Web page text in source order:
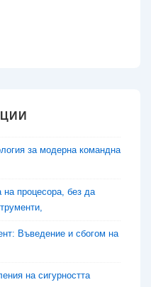
за модерна командна
на процесора, без да
Въведение и сбогом на
на сигурността